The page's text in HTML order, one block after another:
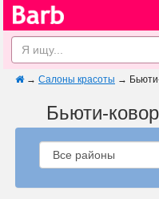
→ Салоны красоты →
Бьюти-